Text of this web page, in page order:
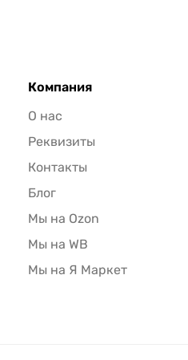
Компания
О нас
Реквизиты
Контакты
Блог
Мы на Ozon
Мы на WB
Мы на Я Маркет